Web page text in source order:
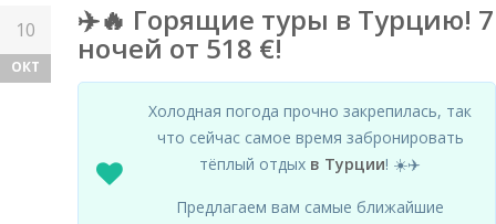
10
ОКТ
✈️🔥 Горящие туры в Турцию! 7
ночей от 518 €!
Холодная погода прочно закрепилась, так
что сейчас самое время забронировать
тёплый отдых в Турции! ☀️✈️
Предлагаем вам самые ближайшие